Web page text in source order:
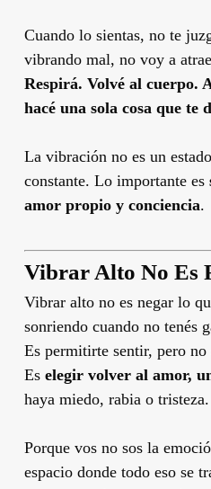
Cuando lo sientas, no te
vibrando mal, no voy a
Respirá. Volvé al cuerpo.
hacé una sola cosa que te
La vibración no es un
constante. Lo importante es
amor propio y conciencia.
Vibrar Alto No Es
Vibrar alto no es negar lo
sonriendo cuando no tenés
Es permitirte sentir, pero no
Es elegir volver al amor,
haya miedo, rabia o tristeza.
Porque vos no sos la
espacio donde todo eso se